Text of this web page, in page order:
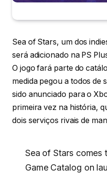
Sea of Stars, um dos
será adicionado na PS
O jogo fará parte do
medida pegou a todos de
sido anunciado para o
primeira vez na história,
dois serviços rivais de
Sea of Stars comes
Game Catalog on